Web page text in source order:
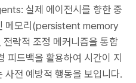
실제 에이전시를 향한 중
메모리(persistent memory
략적 조정 메커니즘을 통합
피드백을 활용하여 시간이 지
사전 예방적 행동을 보입니다.